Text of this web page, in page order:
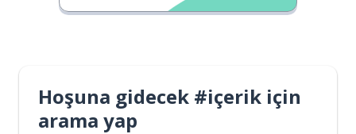
Hoşuna gidecek #içerik için
arama yap